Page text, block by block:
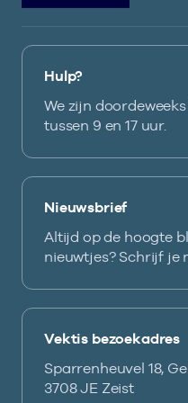
Hulp?
We zijn
tussen 9 en 17 uur.
Nieuwsbrief
Altijd op de hoogte
nieuwtjes? Schrijf je
Vektis bezoekadres
Sparrenheuvel 18,
3708 JE Zeist